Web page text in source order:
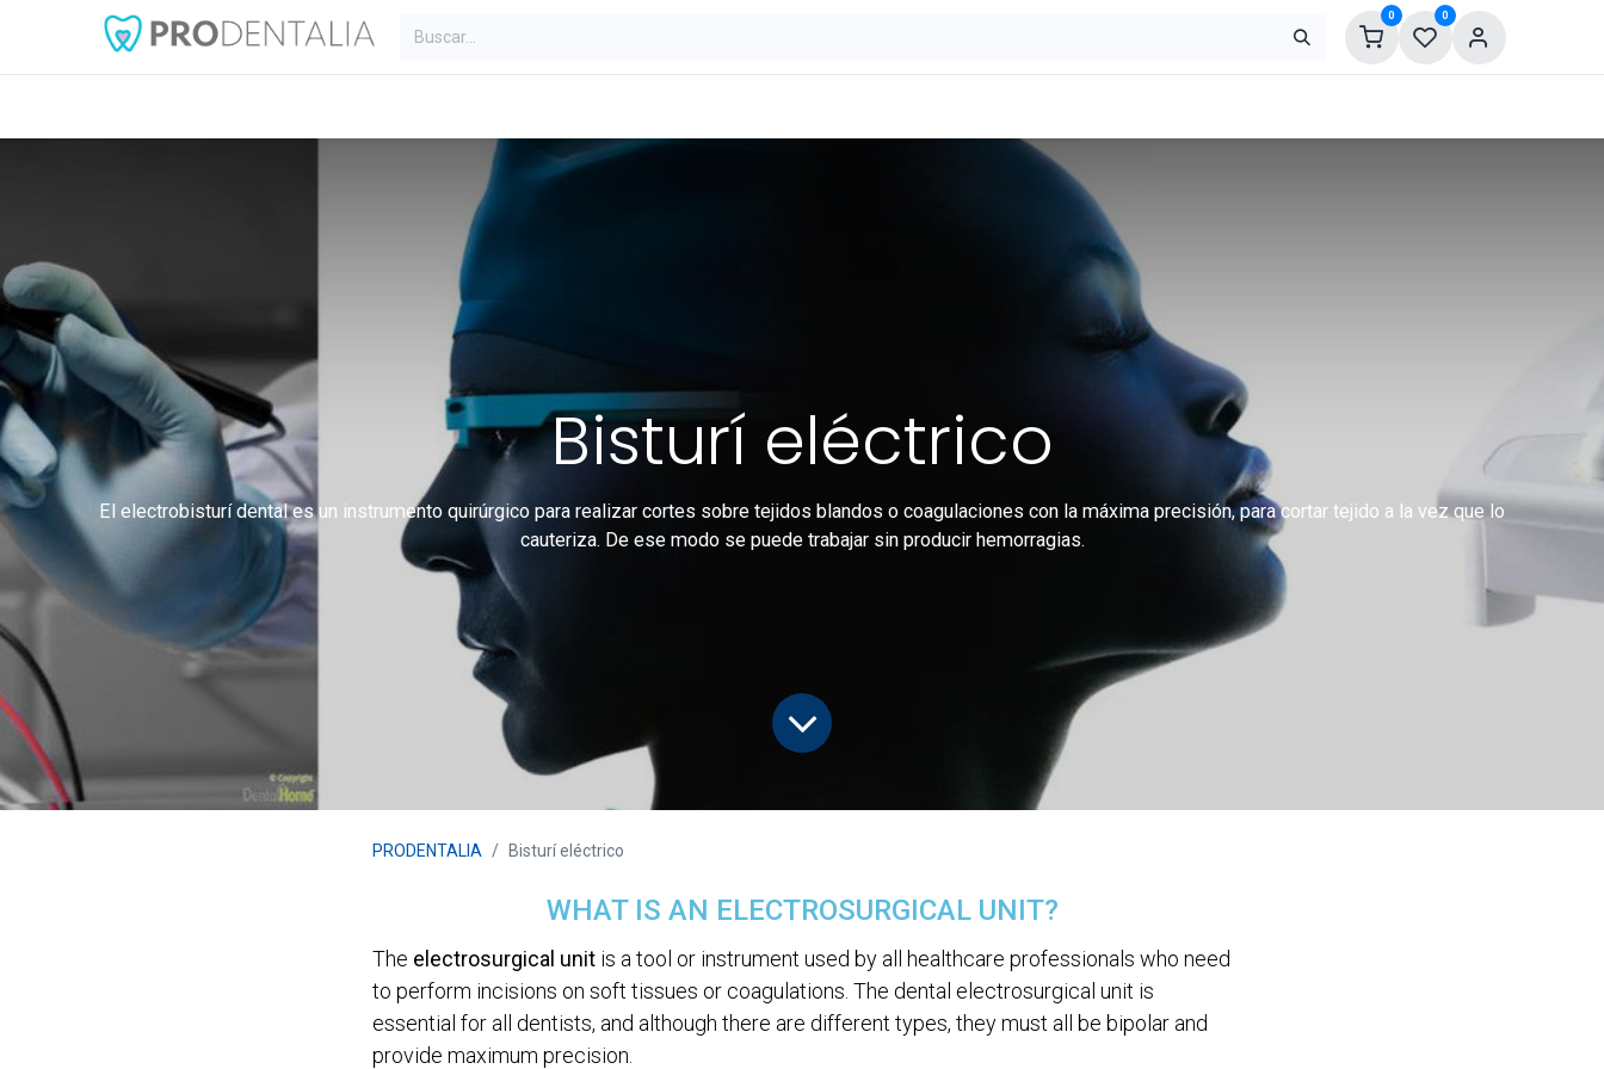
0 0
Bisturí eléctrico
El electrobisturí dental es un instrumento quirúrgico para realizar cortes sobre tejidos blandos o coagulaciones con la máxima precisión, para cortar tejido a la vez que lo
cauteriza. De ese modo se puede trabajar sin producir hemorragias.
PRODENTALIA Bisturí eléctrico
WHAT IS AN ELECTROSURGICAL UNIT?
The electrosurgical unit is a tool or instrument used by all healthcare professionals who need
to perform incisions on soft tissues or coagulations. The dental electrosurgical unit is
essential for all dentists, and although there are different types, they must all be bipolar and
provide maximum precision.